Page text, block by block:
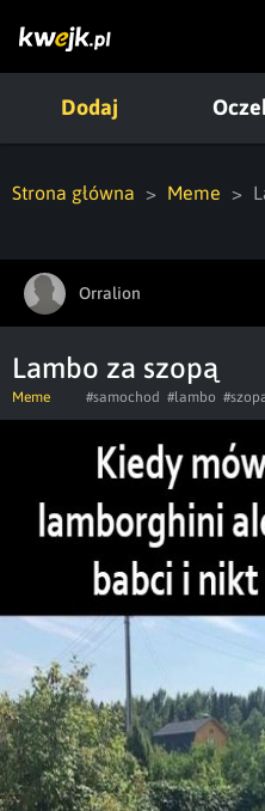
Dodaj
Strona główna Meme
Orralion
Lambo za szopą
Meme #samochod #lambo